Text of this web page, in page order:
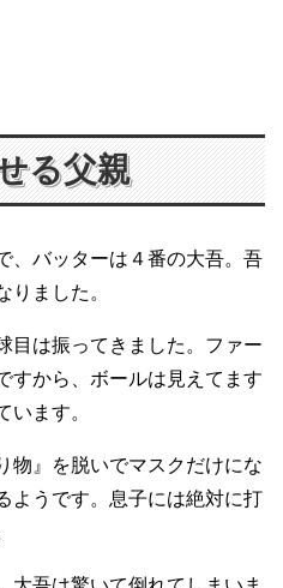
る父親
、バッターは４番の大吾。吾
りました。
目は振ってきました。ファー
すから、ボールは見えてます
います。
物』を脱いでマスクだけにな
ようです。息子には絶対に打